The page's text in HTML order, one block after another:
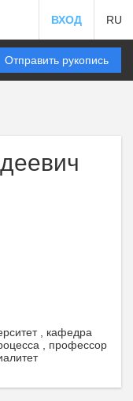
ВХОД RU
Отправить рукопись
, кафедра
, профессор